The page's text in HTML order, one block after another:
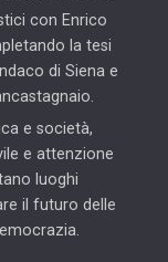
con Enrico
la tesi
di Siena e
e società,
e attenzione
luoghi
il futuro delle